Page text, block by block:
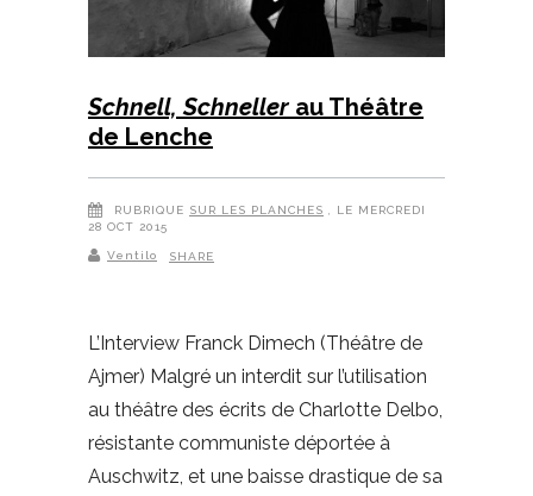
Schnell, Schneller au Théâtre
de Lenche
RUBRIQUE SUR LES PLANCHES
, LE MERCREDI
28 OCT 2015
Ventilo SHARE
L’Interview Franck Dimech (Théâtre de
Ajmer) Malgré un interdit sur l’utilisation
au théâtre des écrits de Charlotte Delbo,
résistante communiste déportée à
Auschwitz, et une baisse drastique de sa